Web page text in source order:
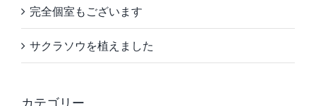
完全個室もございます
サクラソウを植えました